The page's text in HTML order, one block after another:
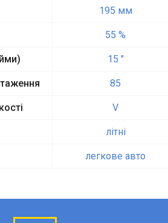
195 мм
55 %
15 "
85
V
літні
легкове авто